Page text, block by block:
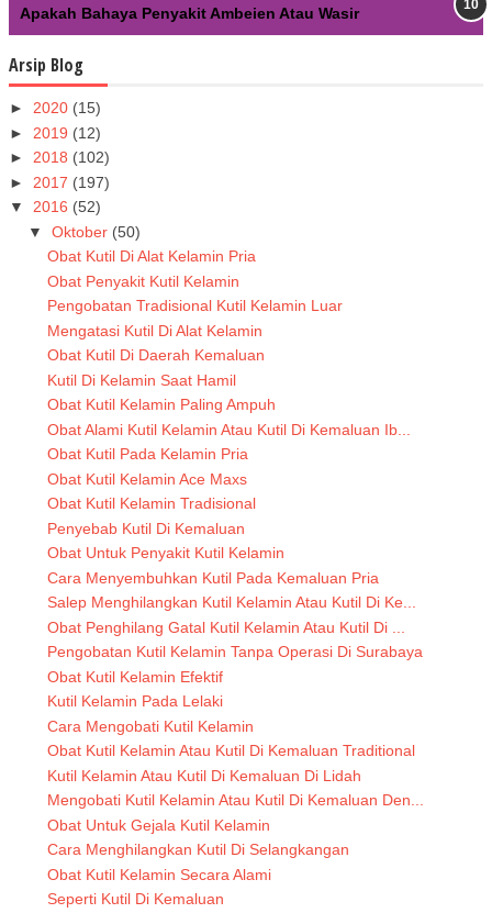
Apakah Bahaya Penyakit Ambeien Atau Wasir
Arsip Blog
► 2020 (15)
► 2019 (12)
► 2018 (102)
► 2017 (197)
▼ 2016 (52)
▼ Oktober (50)
Obat Kutil Di Alat Kelamin Pria
Obat Penyakit Kutil Kelamin
Pengobatan Tradisional Kutil Kelamin Luar
Mengatasi Kutil Di Alat Kelamin
Obat Kutil Di Daerah Kemaluan
Kutil Di Kelamin Saat Hamil
Obat Kutil Kelamin Paling Ampuh
Obat Alami Kutil Kelamin Atau Kutil Di Kemaluan Ib...
Obat Kutil Pada Kelamin Pria
Obat Kutil Kelamin Ace Maxs
Obat Kutil Kelamin Tradisional
Penyebab Kutil Di Kemaluan
Obat Untuk Penyakit Kutil Kelamin
Cara Menyembuhkan Kutil Pada Kemaluan Pria
Salep Menghilangkan Kutil Kelamin Atau Kutil Di Ke...
Obat Penghilang Gatal Kutil Kelamin Atau Kutil Di ...
Pengobatan Kutil Kelamin Tanpa Operasi Di Surabaya
Obat Kutil Kelamin Efektif
Kutil Kelamin Pada Lelaki
Cara Mengobati Kutil Kelamin
Obat Kutil Kelamin Atau Kutil Di Kemaluan Traditional
Kutil Kelamin Atau Kutil Di Kemaluan Di Lidah
Mengobati Kutil Kelamin Atau Kutil Di Kemaluan Den...
Obat Untuk Gejala Kutil Kelamin
Cara Menghilangkan Kutil Di Selangkangan
Obat Kutil Kelamin Secara Alami
Seperti Kutil Di Kemaluan